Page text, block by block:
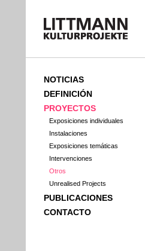
NOTICIAS
DEFINICIÓN
PROYECTOS
Exposiciones individuales
Instalaciones
Exposiciones temáticas
Intervenciones
Otros
Unrealised Projects
PUBLICACIONES
CONTACTO